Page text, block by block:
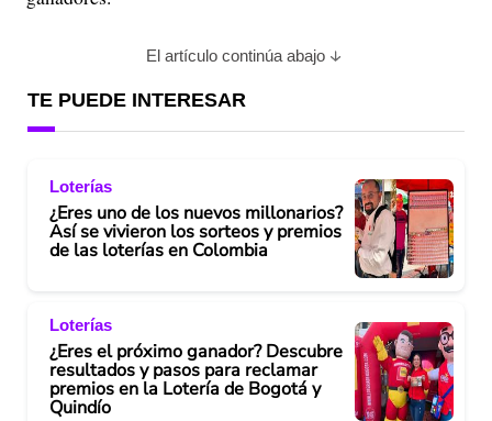
El artículo continúa abajo
TE PUEDE INTERESAR
Loterías
¿Eres uno de los nuevos millonarios?
Así se vivieron los sorteos y premios
de las loterías en Colombia
Loterías
¿Eres el próximo ganador? Descubre
resultados y pasos para reclamar
premios en la Lotería de Bogotá y
Quindío